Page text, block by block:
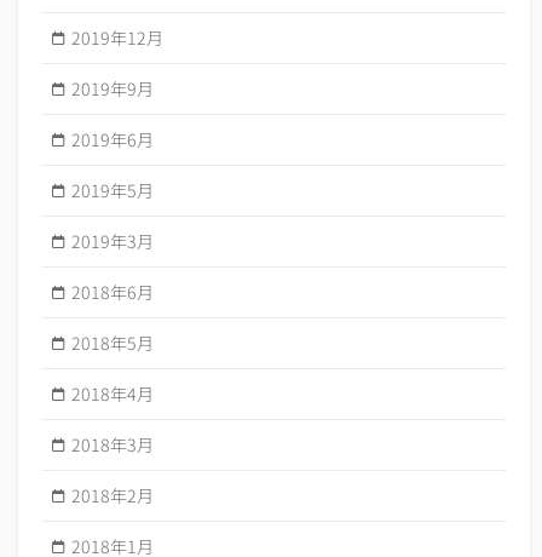
2019年12月
2019年9月
2019年6月
2019年5月
2019年3月
2018年6月
2018年5月
2018年4月
2018年3月
2018年2月
2018年1月